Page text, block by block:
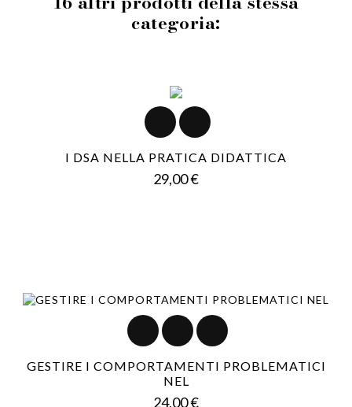
categoria:
I DSA NELLA PRATICA DIDATTICA
29,00 €Prezzo
GESTIRE I COMPORTAMENTI PROBLEMATICI
NEL
24,00 €Prezzo